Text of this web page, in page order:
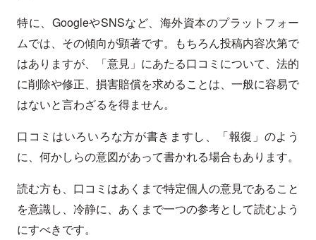
特に、GoogleやSNSなど、海外資本のプラットフォー
ムでは、その傾向が顕著です。もちろん投稿内容次第で
はありますが、「意見」にあたる口コミについて、法的
に削除や修正、損害賠償を求めることは、一般に容易で
はないと言わざるを得ません。
口コミはいろいろな方が書きますし、「報復」のよう
に、何かしらの意図があって書かれる場合もあります。
読む方も、口コミはあくまで特定個人の意見であること
を意識し、冷静に、あくまで一つの参考として読むよう
にすべきです。